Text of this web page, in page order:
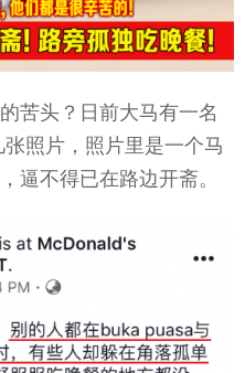
苦头？日前大马有一名
照片，照片里是一个马
逼不得已在路边开斋。